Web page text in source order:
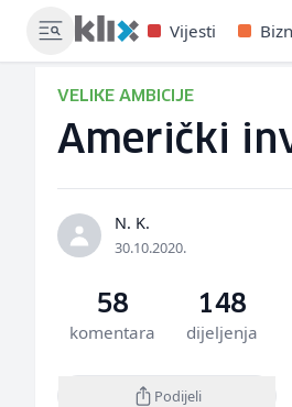
Vijesti
VELIKE AMBICIJE
Američki
N. K.
30.10.2020.
58
komentara
148
dijeljenja
Podijeli